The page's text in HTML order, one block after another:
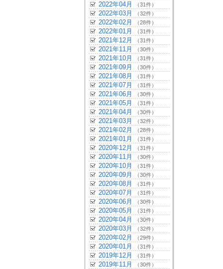
2022年04月 （31件）
2022年03月 （32件）
2022年02月 （28件）
2022年01月 （31件）
2021年12月 （31件）
2021年11月 （30件）
2021年10月 （31件）
2021年09月 （30件）
2021年08月 （31件）
2021年07月 （31件）
2021年06月 （30件）
2021年05月 （31件）
2021年04月 （30件）
2021年03月 （32件）
2021年02月 （28件）
2021年01月 （31件）
2020年12月 （31件）
2020年11月 （30件）
2020年10月 （31件）
2020年09月 （30件）
2020年08月 （31件）
2020年07月 （31件）
2020年06月 （30件）
2020年05月 （31件）
2020年04月 （30件）
2020年03月 （32件）
2020年02月 （29件）
2020年01月 （31件）
2019年12月 （31件）
2019年11月 （30件）